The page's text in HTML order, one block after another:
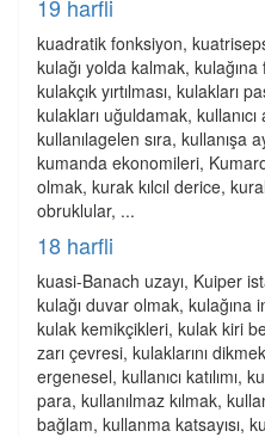
19 harfli
kuadratik fonksiyon,
kulağı yolda kalmak,
kulakçık yırtılması, kulakları
kulakları uğuldamak,
kullanılagelen sıra, kullanışa
kumanda ekonomileri,
olmak, kurak kılcıl derice,
obruklular, ...
18 harfli
kuasi-Banach uzayı, Kuiper
kulağı duvar olmak, kulağına
kulak kemikçikleri, kulak kiri
zarı çevresi, kulaklarını
ergenesel, kullanıcı katılımı,
para, kullanılmaz kılmak,
bağlam, kullanma katsayısı,